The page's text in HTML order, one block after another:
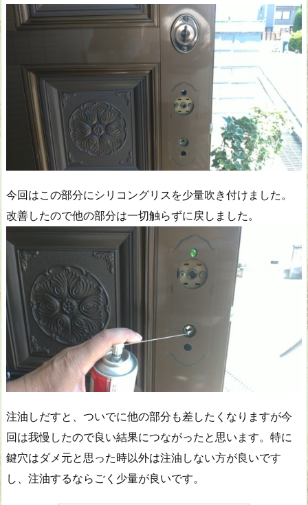
今回はこの部分にシリコングリスを少量吹き付けました。
改善したので他の部分は一切触らずに戻しました。
注油しだすと、ついでに他の部分も差したくなりますが今
回は我慢したので良い結果につながったと思います。特に
鍵穴はダメ元と思った時以外は注油しない方が良いです
し、注油するならごく少量が良いです。